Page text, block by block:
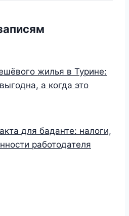
жилья в Турине:
а когда это
для баданте: налоги,
работодателя